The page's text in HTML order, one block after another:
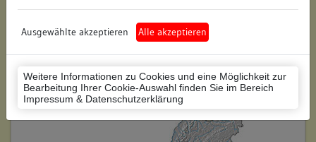
Ausgewählte akzeptieren Alle akzeptieren
Weitere Informationen zu Cookies und eine Möglichkeit zur
Bearbeitung Ihrer Cookie-Auswahl finden Sie im Bereich
Impressum & Datenschutzerklärung
Flurstücknummer: keine
Historischer Straßenname: keiner
Lage des Wohnplatzes: